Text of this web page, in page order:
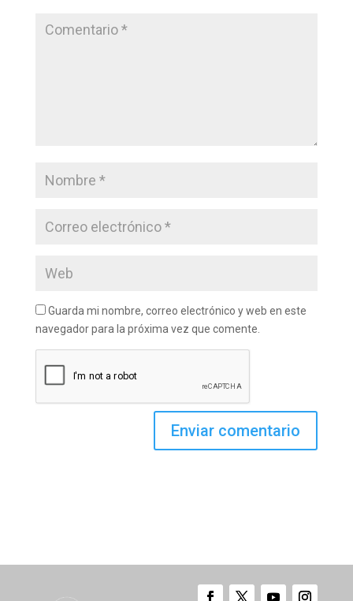
Guarda mi nombre, correo electrónico y web en este
navegador para la próxima vez que comente.